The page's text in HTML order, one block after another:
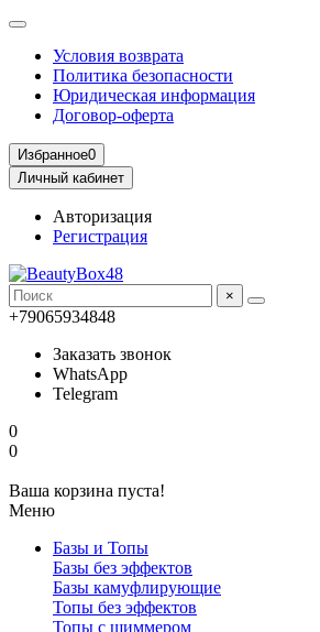
Условия возврата
Политика безопасности
Юридическая информация
Договор-оферта
Избранное0
Личный кабинет
Авторизация
Регистрация
×
+79065934848
Заказать звонок
WhatsApp
Telegram
0
0
Ваша корзина пуста!
Меню
Базы и Топы
Базы без эффектов
Базы камуфлирующие
Топы без эффектов
Топы с шиммером